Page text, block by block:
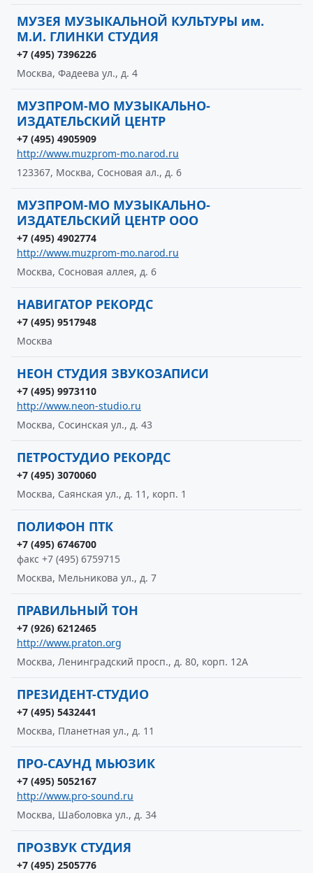
МУЗЕЯ МУЗЫКАЛЬНОЙ КУЛЬТУРЫ им.
М.И. ГЛИНКИ СТУДИЯ
+7 (495) 7396226
Москва, Фадеева ул., д. 4
МУЗПРОМ-МО МУЗЫКАЛЬНО-
ИЗДАТЕЛЬСКИЙ ЦЕНТР
+7 (495) 4905909
http://www.muzprom-mo.narod.ru
123367, Москва, Сосновая ал., д. 6
МУЗПРОМ-МО МУЗЫКАЛЬНО-
ИЗДАТЕЛЬСКИЙ ЦЕНТР ООО
+7 (495) 4902774
http://www.muzprom-mo.narod.ru
Москва, Сосновая аллея, д. 6
НАВИГАТОР РЕКОРДС
+7 (495) 9517948
Москва
НЕОН СТУДИЯ ЗВУКОЗАПИСИ
+7 (495) 9973110
http://www.neon-studio.ru
Москва, Сосинская ул., д. 43
ПЕТРОСТУДИО РЕКОРДС
+7 (495) 3070060
Москва, Саянская ул., д. 11, корп. 1
ПОЛИФОН ПТК
+7 (495) 6746700
факс +7 (495) 6759715
Москва, Мельникова ул., д. 7
ПРАВИЛЬНЫЙ ТОН
+7 (926) 6212465
http://www.praton.org
Москва, Ленинградский просп., д. 80, корп. 12А
ПРЕЗИДЕНТ-СТУДИО
+7 (495) 5432441
Москва, Планетная ул., д. 11
ПРО-САУНД МЬЮЗИК
+7 (495) 5052167
http://www.pro-sound.ru
Москва, Шаболовка ул., д. 34
ПРОЗВУК СТУДИЯ
+7 (495) 2505776